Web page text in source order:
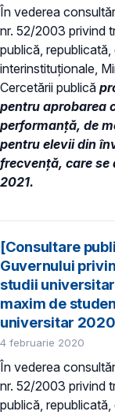
În vederea
nr. 52/2003 privind
publică, republicată,
interinstituționale,
Cercetării publică
pentru aprobarea
performanță, de
pentru elevii din
frecvență, care
2021.
[Consultare
Guvernului
studii
maxim de
universitar
4 februarie 2020
În vederea
nr. 52/2003 privind
publică, republicată,